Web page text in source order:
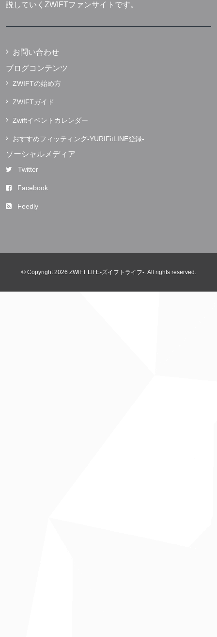
説していくZWIFTファンサイトです。
お問い合わせ
ブログコンテンツ
ZWIFTの始め方
ZWIFTガイド
Zwiftイベントカレンダー
おすすめフィッティング-YURIFitLINE登録-
ソーシャルメディア
Twitter
Facebook
Feedly
© Copyright 2026 ZWIFT LIFE-ズイフトライフ-. All rights reserved.